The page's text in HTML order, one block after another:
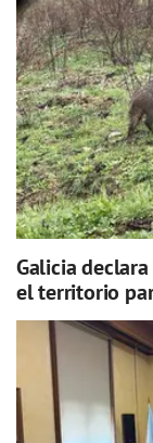
Galicia
el territorio